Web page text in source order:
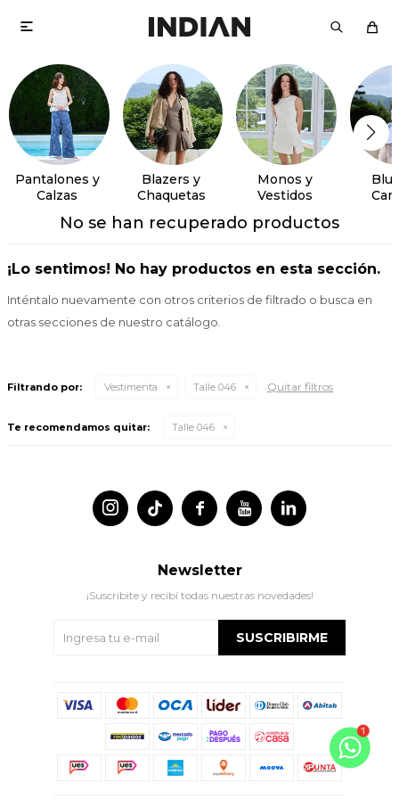

Pantalones y
Calzas
Blazers y
Chaquetas
Monos y
Vestidos
No se han recuperado productos
¡Lo sentimos! No hay productos en esta sección.
Inténtalo nuevamente con otros criterios de filtrado o busca en
otras secciones de nuestro catálogo.
Filtrando por: Vestimenta Talle 046 Quitar filtros
Te recomendamos quitar: Talle 046
 
 
Newsletter
¡Suscribite y recibí todas nuestras novedades!
SUSCRIBIRME